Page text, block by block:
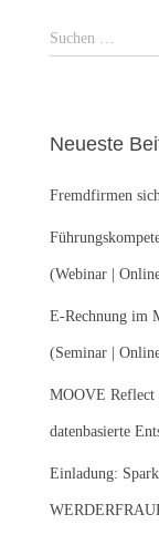
S
u
n
a
h
:
Suchen …
Neueste
Fremdfirmen
(Webinar |
E-Rechnung im
(Seminar |
MOOVE Reflect
datenbasierte
Einladung: